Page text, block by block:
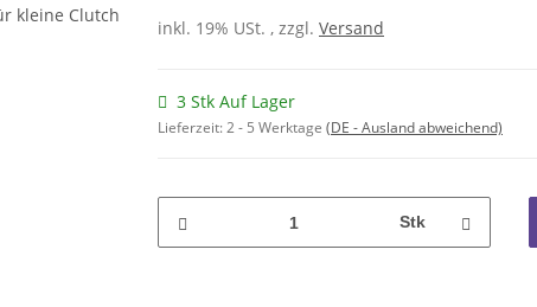
inkl. 19% USt. , zzgl. Versand
3 Stk Auf Lager
Lieferzeit:2 - 5 Werktage (DE - Ausland abweichend)
Stk